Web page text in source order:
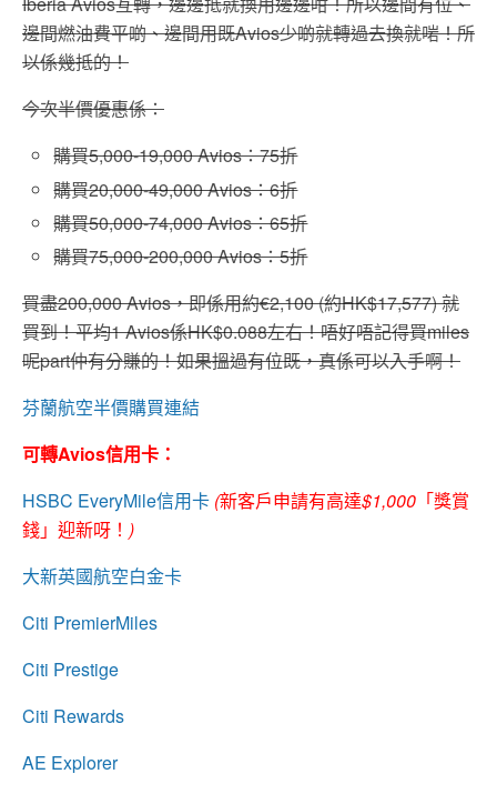
邊間燃油費平啲、邊間用既Avios少啲就轉過去換就啱！所
以係幾抵的！
今次半價優惠係：
購買5,000-19,000 Avios：75折
購買20,000-49,000 Avios：6折
購買50,000-74,000 Avios：65折
購買75,000-200,000 Avios：5折
買盡200,000 Avios，即係用約€2,100 (約HK$17,577) 就
買到！平均1 Avios係HK$0.088左右！唔好唔記得買miles
呢part仲有分賺的！如果搵過有位既，真係可以入手啊！
芬蘭航空半價購買連結
可轉Avios信用卡：
HSBC EveryMile信用卡 (新客戶申請有高達$1,000 「獎賞
錢」迎新呀！ )
大新英國航空白金卡
Citi PremierMiles
Citi Prestige
Citi Rewards
AE Explorer